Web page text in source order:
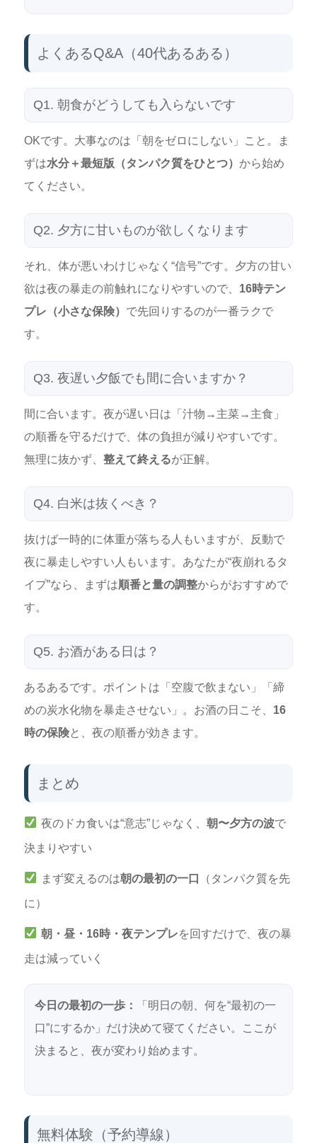
よくあるQ&A（40代あるある）
Q1. 朝食がどうしても入らないです
OKです。大事なのは「朝をゼロにしない」こと。ま
ずは水分＋最短版（タンパク質をひとつ） から始め
てください。
Q2. 夕方に甘いものが欲しくなります
それ、体が悪いわけじゃなく“信号”です。夕方の甘い
欲は夜の暴走の前触れになりやすいので、 16時テン
プレ（小さな保険） で先回りするのが一番ラクで
す。
Q3. 夜遅い夕飯でも間に合いますか？
間に合います。夜が遅い日は「汁物→主菜→主食」
の順番を守るだけで、体の負担が減りやすいです。
無理に抜かず、 整えて終えるが正解。
Q4. 白米は抜くべき？
抜けば一時的に体重が落ちる人もいますが、反動で
夜に暴走しやすい人もいます。あなたが“夜崩れるタ
イプ”なら、まずは順番と量の調整からがおすすめで
す。
Q5. お酒がある日は？
あるあるです。ポイントは「空腹で飲まない」「締
めの炭水化物を暴走させない」。お酒の日こそ、 16
時の保険と、夜の順番が効きます。
まとめ
夜のドカ食いは“意志”じゃなく、朝〜夕方の波で
決まりやすい
まず変えるのは朝の最初の一口 （タンパク質を先
に）
朝・昼・16時・夜テンプレを回すだけで、夜の暴
走は減っていく
今日の最初の一歩：
「明日の朝、何を“最初の一
口”にするか」だけ決めて寝てください。ここが
決まると、夜が変わり始めます。
無料体験（予約導線）